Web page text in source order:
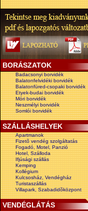
BORÁSZATOK
Badacsonyi borvidék
Balatonfelvidéki borvidék
Balatonfüred-csopaki borvidék
Etyek-budai borvidék
Móri borvidék
Neszmélyi borvidék
Somlói borvidék
SZÁLLÁSHELYEK
Apartmanok
Fizetõ vendég szolgáltatás
Fogadó, Motel, Panzió
Hotel, Szálloda
Ifjúsági szállás
Kemping
Kollégium
Kulcsosház, Vendégház
Turistaszállás
Villapark, Szabadidõközpont
VENDÉGLÁTÁS